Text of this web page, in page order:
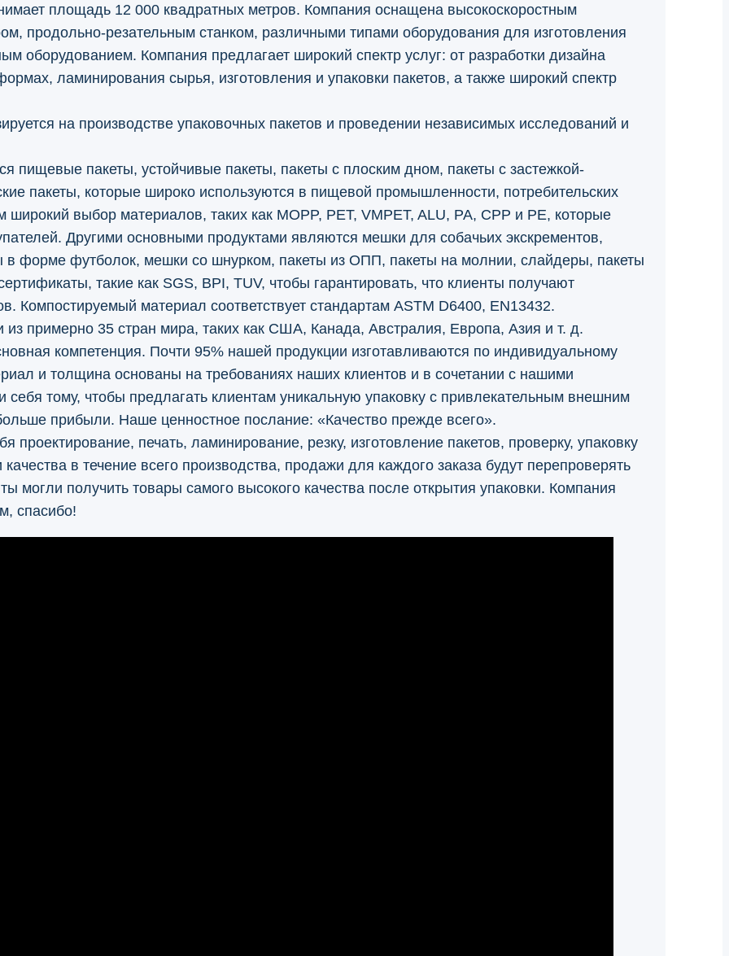
площадь 12 000 квадратных метров. Компания оснащена высокоскоростным
продольно-резательным станком, различными типами оборудования для изготовления
оборудованием. Компания предлагает широкий спектр услуг: от разработки дизайна
ламинирования сырья, изготовления и упаковки пакетов, а также широкий спектр
на производстве упаковочных пакетов и проведении независимых исследований и
пищевые пакеты, устойчивые пакеты, пакеты с плоским дном, пакеты с застежкой-
пакеты, которые широко используются в пищевой промышленности, потребительских
выбор материалов, таких как MOPP, PET, VMPET, ALU, PA, CPP и PE, которые
Другими основными продуктами являются мешки для собачьих экскрементов,
в форме футболок, мешки со шнурком, пакеты из ОПП, пакеты на молнии, слайдеры, пакеты
такие как SGS, BPI, TUV, чтобы гарантировать, что клиенты получают
Компостируемый материал соответствует стандартам ASTM D6400, EN13432.
примерно 35 стран мира, таких как США, Канада, Австралия, Европа, Азия и т. д.
компетенция. Почти 95% нашей продукции изготавливаются по индивидуальному
и толщина основаны на требованиях наших клиентов и в сочетании с нашими
тому, чтобы предлагать клиентам уникальную упаковку с привлекательным внешним
прибыли. Наше ценностное послание: «Качество прежде всего».
проектирование, печать, ламинирование, резку, изготовление пакетов, проверку, упаковку
в течение всего производства, продажи для каждого заказа будут перепроверять
могли получить товары самого высокого качества после открытия упаковки. Компания
спасибо!